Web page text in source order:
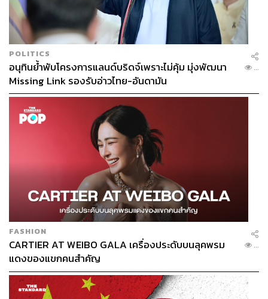
POLITICS
อนุทินย้ำพับโครงการแลนด์บริดจ์เพราะไม่คุ้ม มุ่งพัฒนา
Missing Link รองรับอ่าวไทย-อันดามัน
...
FASHION
CARTIER AT WEIBO GALA เครื่องประดับบนลุคพรม
แดงของแขกคนสำคัญ
...